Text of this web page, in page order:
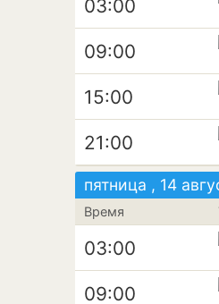
03:00
09:00
15:00
21:00
пятница , 14
Время
03:00
09:00